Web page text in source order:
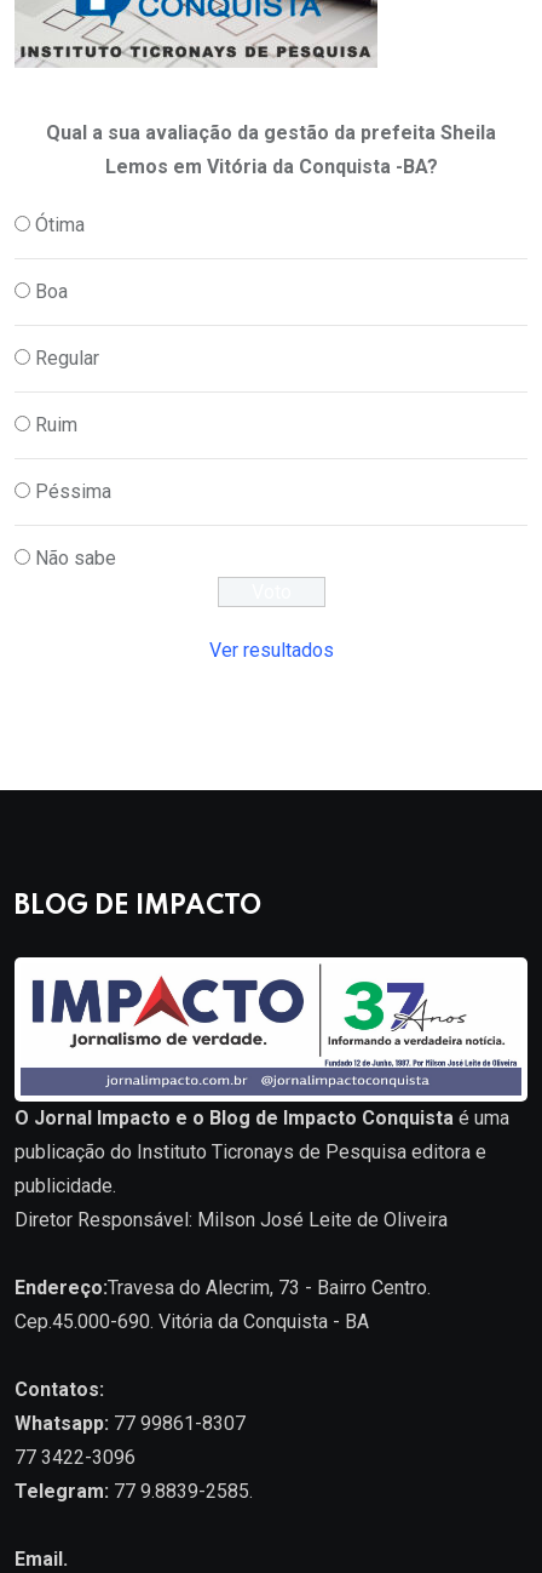
Qual a sua avaliação da gestão da prefeita Sheila
Lemos em Vitória da Conquista -BA?
Ótima
Boa
Regular
Ruim
Péssima
Não sabe
Ver resultados
BLOG DE IMPACTO
O Jornal Impacto e o Blog de Impacto Conquista é uma
publicação do Instituto Ticronays de Pesquisa editora e
publicidade.
Diretor Responsável: Milson José Leite de Oliveira
Endereço:Travesa do Alecrim, 73 - Bairro Centro.
Cep.45.000-690. Vitória da Conquista - BA
Contatos:
Whatsapp: 77 99861-8307
77 3422-3096
Telegram: 77 9.8839-2585.
Email.